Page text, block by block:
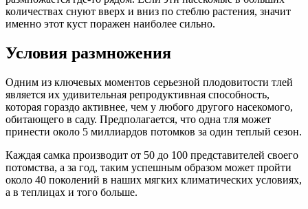
количествах снуют вверх и вниз по стеблю растения, значит
именно этот куст поражен наиболее сильно.
Условия размножения
Одним из ключевых моментов серьезной плодовитости тлей
является их удивительная репродуктивная способность,
которая гораздо активнее, чем у любого другого насекомого,
обитающего в саду. Предполагается, что одна тля может
принести около 5 миллиардов потомков за один теплый сезон.
Каждая самка производит от 50 до 100 представителей своего
потомства, а за год, таким успешным образом может пройти
около 40 поколений в наших мягких климатических условиях,
а в теплицах и того больше.